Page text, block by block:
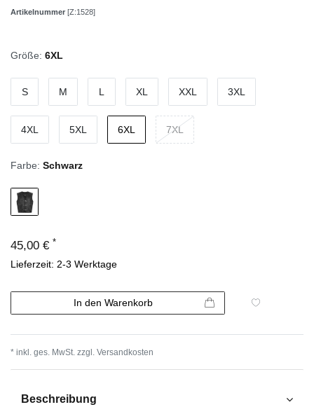
Artikelnummer [Z:1528]
Größe: 6XL
S M L XL XXL 3XL
4XL 5XL 6XL 7XL
Farbe: Schwarz
45,00 € *
Lieferzeit: 2-3 Werktage
In den Warenkorb
* inkl. ges. MwSt. zzgl. Versandkosten
Beschreibung